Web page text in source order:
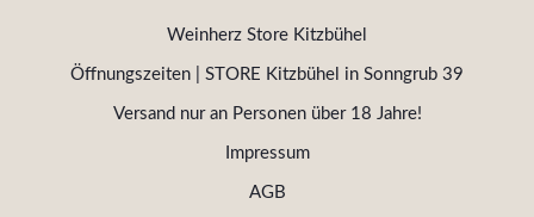
Weinherz Store Kitzbühel
Öffnungszeiten | STORE Kitzbühel in Sonngrub 39
Versand nur an Personen über 18 Jahre!
Impressum
AGB